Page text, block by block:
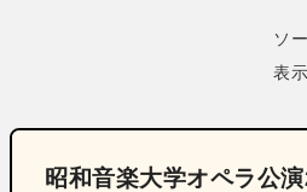
ソ
表
昭和音楽大学オペラ公